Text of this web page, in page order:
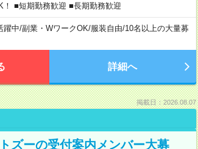
■短期勤務歓迎 ■長期勤務歓迎
躍中/副業・WワークOK/服装自由/10名以上の大量募
詳細へ
掲載日：2026.08.07
ズーの受付案内メンバー大募